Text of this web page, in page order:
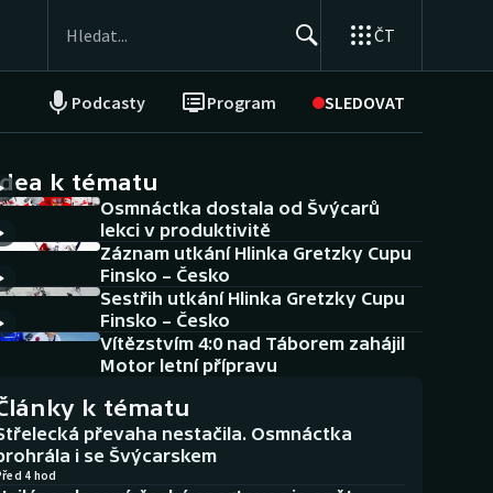
ČT
Podcasty Program SLEDOVAT
NEPŘEHLÉDNĚTE
Historické návraty
Aplikace ČT sport
AZ kvíz
k tématu
Osmnáctka dostala od Švýcarů
lekci v produktivitě
Záznam utkání Hlinka Gretzky Cupu
Finsko – Česko
Sestřih utkání Hlinka Gretzky Cupu
Finsko – Česko
Vítězstvím 4:0 nad Táborem zahájil
Motor letní přípravu
k tématu
převaha nestačila. Osmnáctka
i se Švýcarskem
4 hod